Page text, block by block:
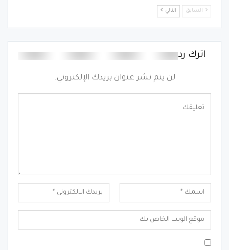
السابق التالي
اترك رد
لن يتم نشر عنوان بريدك الإلكتروني.